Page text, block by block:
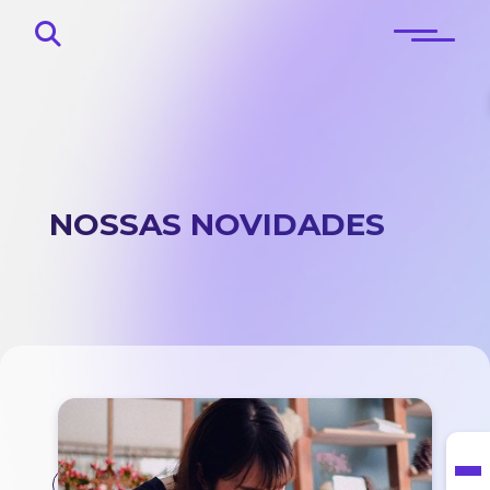
Contato
NOSSAS NOVIDADES
#women